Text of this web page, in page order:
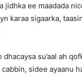
ee maadada
karaa sigaarka,
su’aal ah
sidee ayaanu